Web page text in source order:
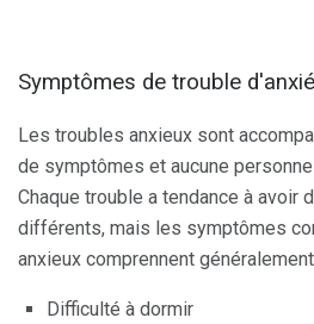
Symptômes de trouble
Les troubles anxieux sont
de symptômes et aucune
Chaque trouble a tendance à avoir
différents, mais les symptômes
anxieux comprennent
Difficulté à dormir